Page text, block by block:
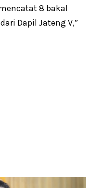
8 bakal
Dapil Jateng V,”